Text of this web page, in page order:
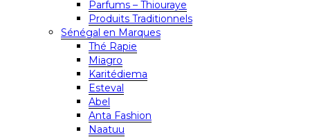
Parfums – Thiouraye
Produits Traditionnels
Sénégal en Marques
Thé Rapie
Miagro
Karitédiema
Esteval
Abel
Anta Fashion
Naatuu